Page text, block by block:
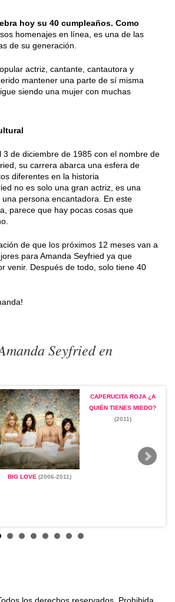
hoy su 40 cumpleaños. Como
homenajes en línea, es una de las
de su generación.
actriz, cantante, cantautora y
mantener una parte de sí misma
siendo una mujer con muchas
3 de diciembre de 1985 con el nombre de
su carrera abarca una esfera de
diferentes en la historia
no es solo una gran actriz, es una
persona encantadora. En este
parece que hay pocas cosas que
de que los próximos 12 meses van a
para Amanda Seyfried ya que
venir. Después de todo, solo tiene 40
Seyfried en
BIG LOVE (2006-2011)
CAPERUCITA ROJA ¿A
QUIÉN TIENES MIEDO?
(2011)